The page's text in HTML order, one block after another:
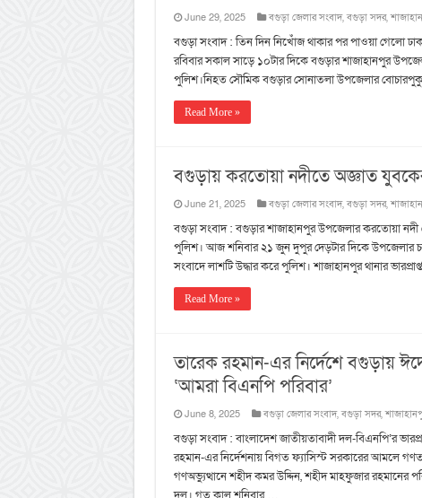
June 29, 2025 বগুড়া জেলার সংবাদ,বগুড়া সদর,
বগুড়া সংবাদ : তিন দিন নিখোঁজ থাকার পর পাওয়া গেলো ঢাকা
রবিবার সকাল সাড়ে ১০টার দিকে বগুড়ার শাজাহানপুর
পুলিশ।নিহত সৌমিক বগুড়ার সোনাতলা উপজেলার
Read More »
বগুড়ায় ‌করতোয়া নদীতে অজ্ঞাত
June 21, 2025 বগুড়া জেলার সংবাদ,বগুড়া সদর,
বগুড়া সংবাদ : বগুড়ার শাজাহানপুর উপজেলার করতোয়া নদী
পুলিশ। আজ শনিবার ২১ জুন‌ দুপুর দেড়টার দিকে উপজেলার
সংবাদে লাশটি উদ্ধার করে পুলিশ। শাজাহানপুর থানার
Read More »
তারেক রহমান-এর নির্দেশে বগুড়ায়
‘আমরা বিএনপি পরিবার’
June 8, 2025 বগুড়া জেলার সংবাদ,বগুড়া সদর,
বগুড়া সংবাদ : বাংলাদেশ জাতীয়তাবাদী দল-বিএনপি’র
রহমান-এর নির্দেশনায় বিগত ফ্যাসিস্ট সরকারের আমলে
গণঅভ্যুত্থানে শহীদ কমর উদ্দিন, শহীদ মাহফুজার রহমানের